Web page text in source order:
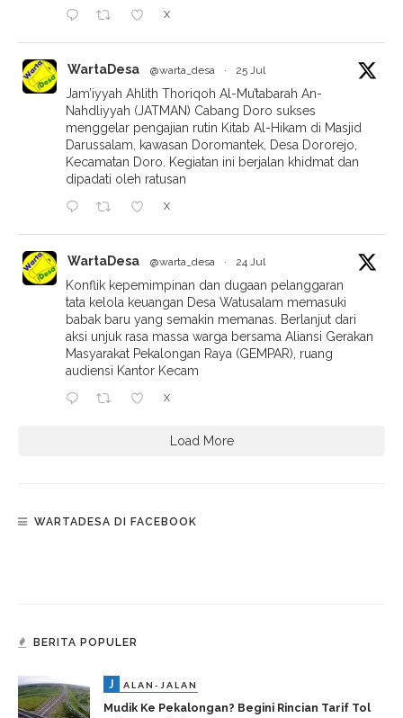
X
WartaDesa @warta_desa · 25 Jul
Jam’iyyah Ahlith Thoriqoh Al-Mu’tabarah An-
Nahdliyyah (JATMAN) Cabang Doro sukses
menggelar pengajian rutin Kitab Al-Hikam di Masjid
Darussalam, kawasan Doromantek, Desa Dororejo,
Kecamatan Doro. Kegiatan ini berjalan khidmat dan
dipadati oleh ratusan
X
WartaDesa @warta_desa · 24 Jul
Konflik kepemimpinan dan dugaan pelanggaran
tata kelola keuangan Desa Watusalam memasuki
babak baru yang semakin memanas. Berlanjut dari
aksi unjuk rasa massa warga bersama Aliansi Gerakan
Masyarakat Pekalongan Raya (GEMPAR), ruang
audiensi Kantor Kecam
X
Load More
WARTADESA DI FACEBOOK
BERITA POPULER
J ALAN-JALAN
Mudik Ke Pekalongan? Begini Rincian Tarif Tol